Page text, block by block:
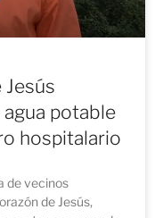
Jesús
potable
hospitalario
de vecinos
de Jesús,